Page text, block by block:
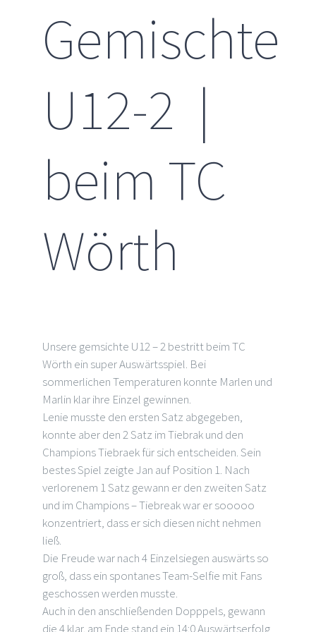
Gemischte
U12-2 |
beim TC
Wörth
Unsere gemsichte U12 – 2 bestritt beim TC
Wörth ein super Auswärtsspiel. Bei
sommerlichen Temperaturen konnte Marlen und
Marlin klar ihre Einzel gewinnen.
Lenie musste den ersten Satz abgegeben,
konnte aber den 2 Satz im Tiebrak und den
Champions Tiebraek für sich entscheiden. Sein
bestes Spiel zeigte Jan auf Position 1. Nach
verlorenem 1 Satz gewann er den zweiten Satz
und im Champions – Tiebreak war er sooooo
konzentriert, dass er sich diesen nicht nehmen
ließ.
Die Freude war nach 4 Einzelsiegen auswärts so
groß, dass ein spontanes Team-Selfie mit Fans
geschossen werden musste.
Auch in den anschließenden Dopppels, gewann
die 4 klar. am Ende stand ein 14:0 Auswärtserfolg